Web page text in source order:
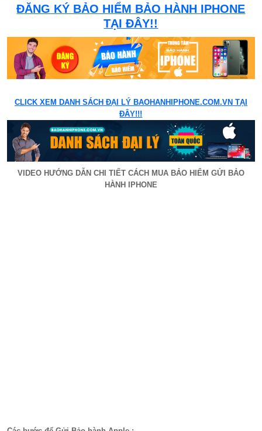
ĐĂNG KÝ BẢO HIỂM BẢO HÀNH IPHONE
TẠI ĐÂY!!
CLICK XEM DANH SÁCH ĐẠI LÝ BAOHANHIPHONE.COM.VN TẠI
ĐÂY!!!
VIDEO HƯỚNG DẪN CHI TIẾT CÁCH MUA BẢO HIỂM GỬI BẢO
HÀNH IPHONE